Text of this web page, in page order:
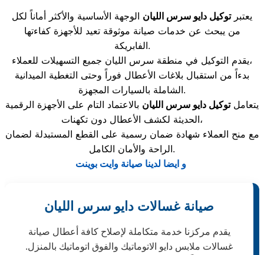
يعتبرتوكيل دايو سرس الليان الوجهة الأساسية والأكثر أماناً لكل
من يبحث عن خدمات صيانة موثوقة تعيد للأجهزة كفاءتها
الفابريكة.
يقدم التوكيل في منطقة سرس الليان جميع التسهيلات للعملاء،
بدءاً من استقبال بلاغات الأعطال فوراً وحتى التغطية الميدانية
الشاملة بالسيارات المجهزة.
يتعاملتوكيل دايو سرس الليان بالاعتماد التام على الأجهزة الرقمية
الحديثة لكشف الأعطال دون تكهنات،
مع منح العملاء شهادة ضمان رسمية على القطع المستبدلة لضمان
الراحة والأمان الكامل.
صيانة غسالات دايو سرس الليان
يقدم مركزنا خدمة متكاملة لإصلاح كافة أعطال صيانة
غسالات ملابس دايو الاتوماتيك والفوق اتوماتيك بالمنزل.